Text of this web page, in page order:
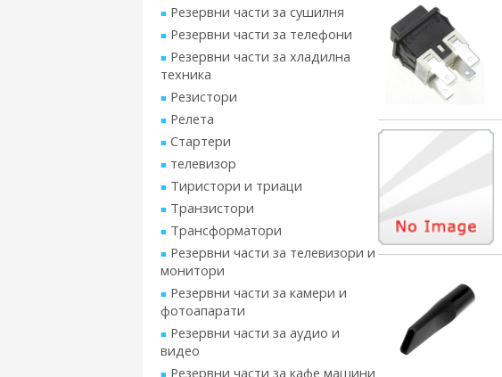
Резервни части за сушилня
Резервни части за телефони
Резервни части за хладилна
техника
Резистори
Релета
Стартери
телевизор
Тиристори и триаци
Транзистори
Трансформатори
Резервни части за телевизори и
монитори
Резервни части за камери и
фотоапарати
Резервни части за аудио и
видео
Резервни части за кафе машини